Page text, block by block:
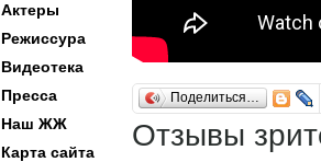
Актеры
Режиссура
Видеотека
Пресса
Наш ЖЖ
Карта сайта
Поделиться…
Отзывы